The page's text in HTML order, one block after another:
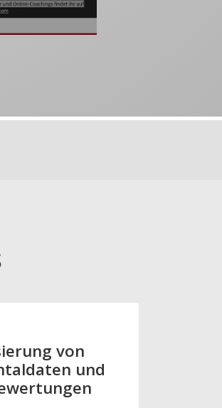
von
und